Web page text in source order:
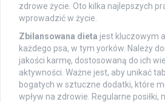
zdrowe życie. Oto kilka najlepszych
wprowadzić w życie.
Zbilansowana dieta jest kluczowym
każdego psa, w tym yorków. Należy
jakości karmę, dostosowaną do ich
aktywności. Ważne jest, aby unikać
bogatych w sztuczne dodatki, które
wpływ na zdrowie. Regularne posiłki,